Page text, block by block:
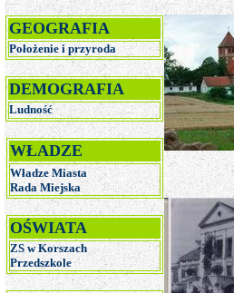
GEOGRAFIA
Położenie i przyroda
DEMOGRAFIA
Ludność
WŁADZE
Władze Miasta
Rada Miejska
OŚWIATA
ZS w Korszach
Przedszkole